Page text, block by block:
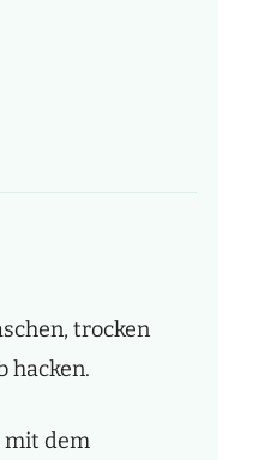
trocken
hacken.
mit dem